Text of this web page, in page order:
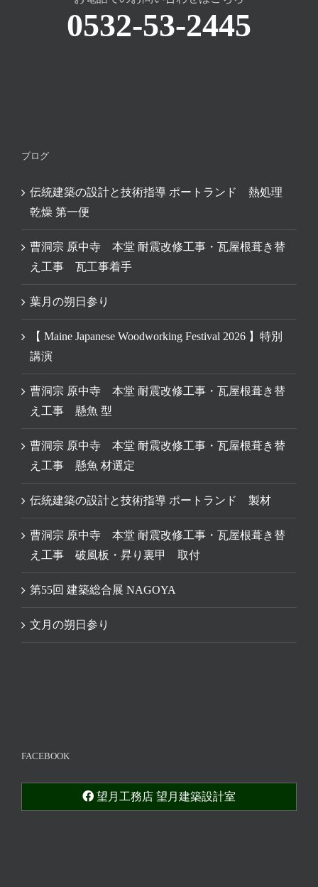
0532-53-2445
ブログ
伝統建築の設計と技術指導 ポートランド 熱処理
乾燥 第一便
曹洞宗 原中寺 本堂 耐震改修工事・瓦屋根葺き替
え工事 瓦工事着手
葉月の朔日参り
【 Maine Japanese Woodworking Festival 2026 】特別
講演
曹洞宗 原中寺 本堂 耐震改修工事・瓦屋根葺き替
え工事 懸魚 型
曹洞宗 原中寺 本堂 耐震改修工事・瓦屋根葺き替
え工事 懸魚 材選定
伝統建築の設計と技術指導 ポートランド 製材
曹洞宗 原中寺 本堂 耐震改修工事・瓦屋根葺き替
え工事 破風板・昇り裏甲 取付
第55回 建築総合展 NAGOYA
文月の朔日参り
FACEBOOK
望月工務店 望月建築設計室